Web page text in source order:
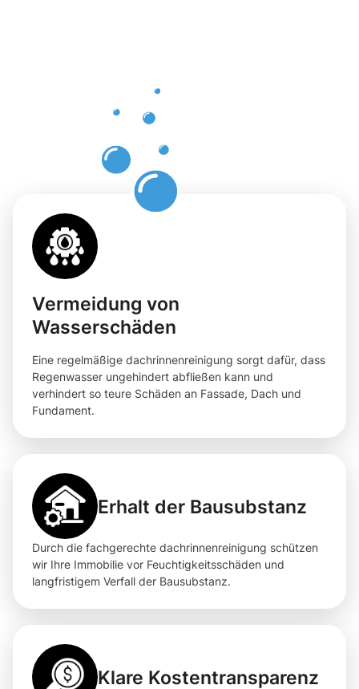
Vermeidung von
Wasserschäden
Eine regelmäßige dachrinnenreinigung sorgt dafür, dass
Regenwasser ungehindert abfließen kann und
verhindert so teure Schäden an Fassade, Dach und
Fundament.
Erhalt der Bausubstanz
Durch die fachgerechte dachrinnenreinigung schützen
wir Ihre Immobilie vor Feuchtigkeitsschäden und
langfristigem Verfall der Bausubstanz.
Klare Kostentransparenz